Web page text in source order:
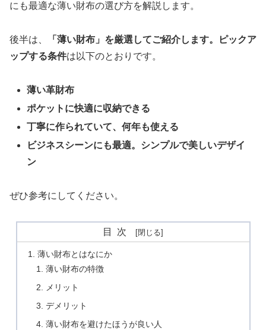
にも最適な薄い財布の選び方を解説します。
後半は、 「薄い財布」を厳選してご紹介します。
ピックア
ップする条件は以下のとおりです。
薄い革財布
ポケットに快適に収納できる
丁寧に作られていて、何年も使える
ビジネスシーンにも最適。シンプルで美しいデザイ
ン
ぜひ参考にしてください。
目次
薄い財布とはなにか
薄い財布の特徴
メリット
デメリット
薄い財布を避けたほうが良い人